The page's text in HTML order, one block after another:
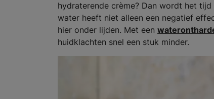
hydraterende crème? Dan wordt het
water heeft niet alleen een negatief
hier onder lijden. Met een
huidklachten snel een stuk minder.